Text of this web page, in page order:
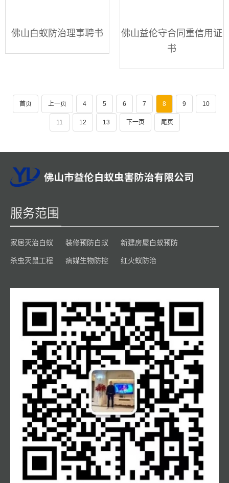
佛山白蚁防治理事聘书
佛山益伦守合同重信用证
书
首页 上一页 4 5 6 7 8 9 10
11 12 13 下一页 尾页
服务范围
家居灭治白蚁 装修预防白蚁 新建房屋白蚁预防
杀虫灭鼠工程 病媒生物防控 红火蚁防治